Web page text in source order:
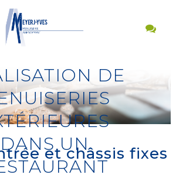
DE
DANS UNet châssis fixes